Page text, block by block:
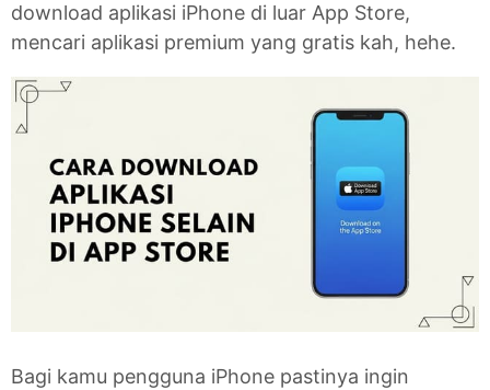
download aplikasi iPhone di luar App Store,
mencari aplikasi premium yang gratis kah, hehe.
Bagi kamu pengguna iPhone pastinya ingin